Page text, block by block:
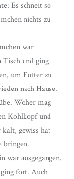
Es schneit so
nichts zu
war
Tisch und ging
um Futter zu
nach Hause.
Woher mag
Kohlkopf und
kalt, gewiss hat
bringen.
war ausgegangen.
fort. Auch